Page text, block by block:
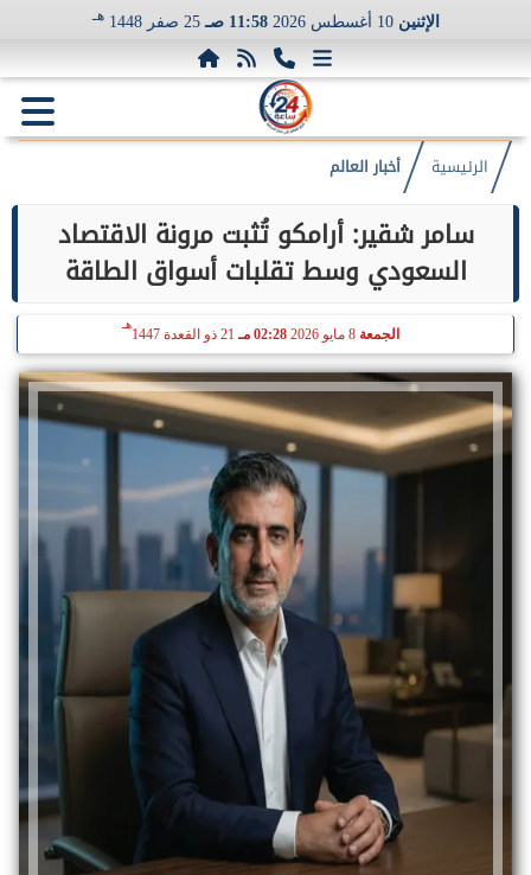
الإثنين 10 أغسطس 2026 11:58 صـ 25 صفر 1448 هـ
الرئيسية أخبار العالم
سامر شقير: أرامكو تُثبت مرونة الاقتصاد
السعودي وسط تقلبات أسواق الطاقة
الجمعة 02:28 مـ 21 ذو القعدة 1447
هـ